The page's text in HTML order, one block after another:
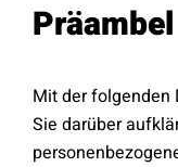
Präambel
Mit der folgenden
Sie darüber